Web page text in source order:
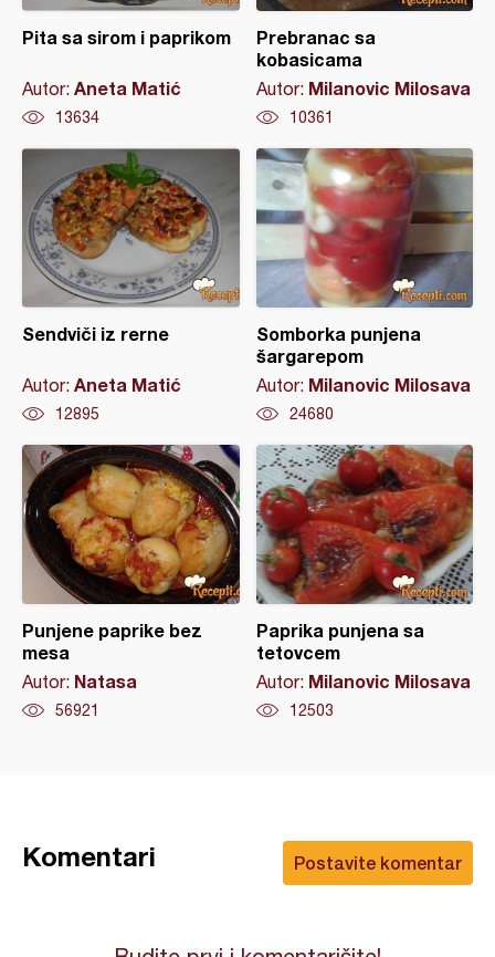
Pita sa sirom i paprikom
Autor: Aneta Matić
13634
Prebranac sa
kobasicama
Autor: Milanovic Milosava
10361
Sendviči iz rerne
Autor: Aneta Matić
12895
Somborka punjena
šargarepom
Autor: Milanovic Milosava
24680
Punjene paprike bez
mesa
Autor: Natasa
56921
Paprika punjena sa
tetovcem
Autor: Milanovic Milosava
12503
Postavite komentar
Komentari